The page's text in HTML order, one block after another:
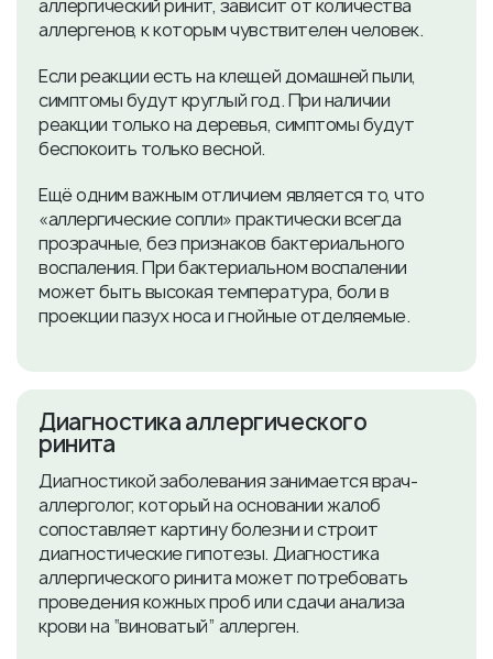
аллергический ринит, зависит от количества
аллергенов, к которым чувствителен человек.
Если реакции есть на клещей домашней пыли,
симптомы будут круглый год. При наличии
реакции только на деревья, симптомы будут
беспокоить только весной.
Ещё одним важным отличием является то, что
«аллергические сопли» практически всегда
прозрачные, без признаков бактериального
воспаления. При бактериальном воспалении
может быть высокая температура, боли в
проекции пазух носа и гнойные отделяемые.
Диагностика аллергического
ринита
Диагностикой заболевания занимается врач-
аллерголог, который на основании жалоб
сопоставляет картину болезни и строит
диагностические гипотезы. Диагностика
аллергического ринита может потребовать
проведения кожных проб или сдачи анализа
крови на “виноватый” аллерген.